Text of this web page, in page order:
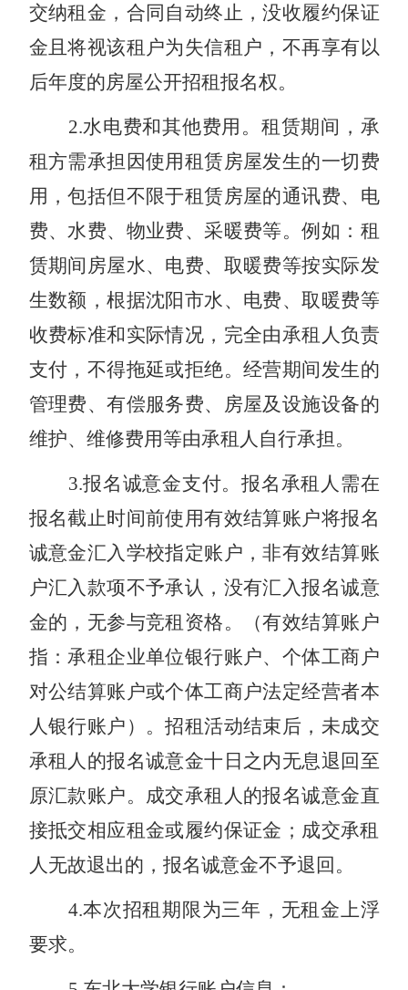
交纳租金，合同自动终止，没收履约保证
金且将视该租户为失信租户，不再享有以
后年度的房屋公开招租报名权。
2.水电费和其他费用。租赁期间，承
租方需承担因使用租赁房屋发生的一切费
用，包括但不限于租赁房屋的通讯费、电
费、水费、物业费、采暖费等。例如：租
赁期间房屋水、电费、取暖费等按实际发
生数额，根据沈阳市水、电费、取暖费等
收费标准和实际情况，完全由承租人负责
支付，不得拖延或拒绝。经营期间发生的
管理费、有偿服务费、房屋及设施设备的
维护、维修费用等由承租人自行承担。
3.报名诚意金支付。报名承租人需在
报名截止时间前使用有效结算账户将报名
诚意金汇入学校指定账户，非有效结算账
户汇入款项不予承认，没有汇入报名诚意
金的，无参与竞租资格。（有效结算账户
指：承租企业单位银行账户、个体工商户
对公结算账户或个体工商户法定经营者本
人银行账户）。招租活动结束后，未成交
承租人的报名诚意金十日之内无息退回至
原汇款账户。成交承租人的报名诚意金直
接抵交相应租金或履约保证金；成交承租
人无故退出的，报名诚意金不予退回。
4.本次招租期限为三年，无租金上浮
要求。